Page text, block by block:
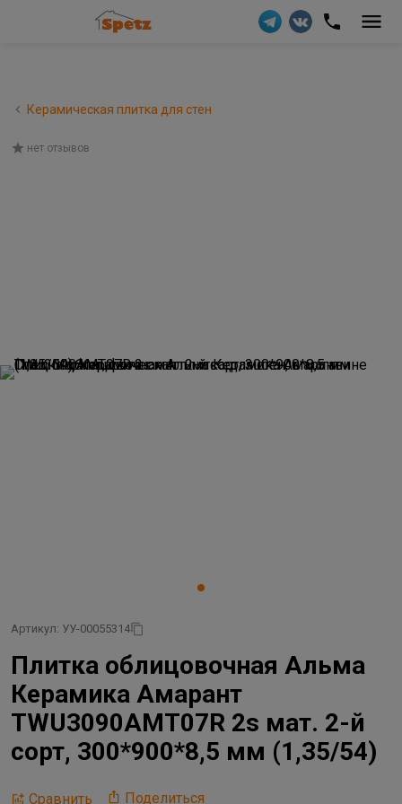
Керамическая плитка для стен
нет отзывов
Артикул: УУ-00055314
Плитка облицовочная Альма
Керамика Амарант
TWU3090AMT07R 2s мат. 2-й
сорт, 300*900*8,5 мм (1,35/54)
Сравнить Поделиться